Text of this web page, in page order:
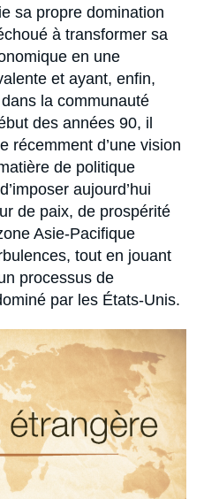
sa propre domination
à transformer sa
en une
et ayant, enfin,
la communauté
des années 90, il
récemment d’une vision
de politique
aujourd’hui
de paix, de prospérité
Asie-Pacifique
tout en jouant
processus de
par les États-Unis.